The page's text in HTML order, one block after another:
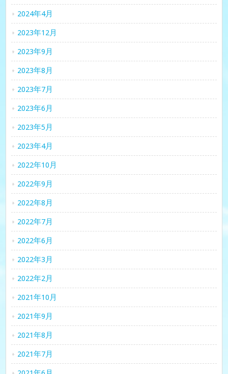
2024年4月
2023年12月
2023年9月
2023年8月
2023年7月
2023年6月
2023年5月
2023年4月
2022年10月
2022年9月
2022年8月
2022年7月
2022年6月
2022年3月
2022年2月
2021年10月
2021年9月
2021年8月
2021年7月